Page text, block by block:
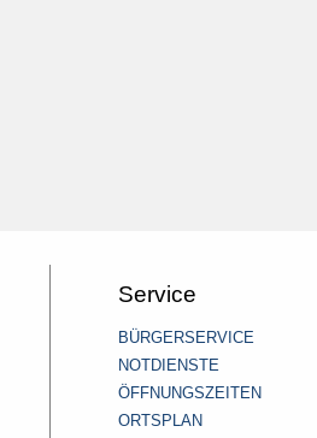
Service
BÜRGERSERVICE
NOTDIENSTE
ÖFFNUNGSZEITEN
ORTSPLAN